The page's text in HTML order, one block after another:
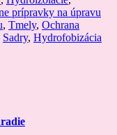
prípravky na úpravu
, Tmely, Ochrana
Sadry, Hydrofobizácia